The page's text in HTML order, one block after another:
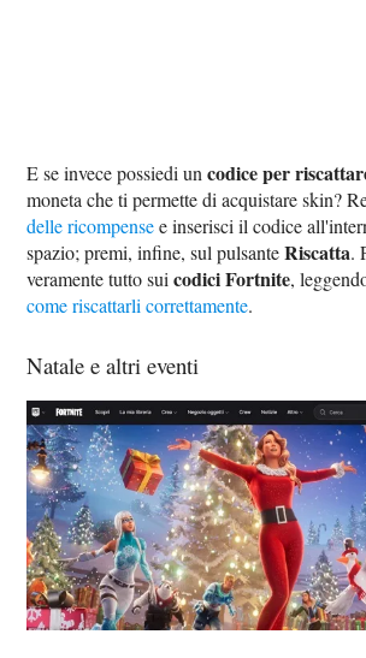
E se invece possiedi uncodice per
moneta che ti permette di acquistare skin?
delle ricompensee inserisci il codice
spazio; premi, infine, sul pulsanteRiscatta.
veramente tutto suicodici Fortnite,
come riscattarli correttamente.
Natale e altri eventi